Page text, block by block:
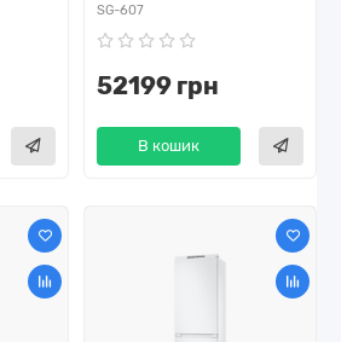
SG-607
52199 грн
В кошик